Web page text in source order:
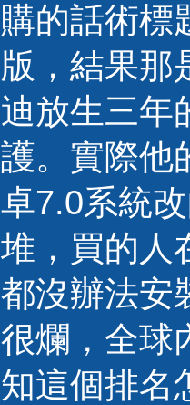
購的話術標
版，結果那
迪放生三年
護。實際他
卓7.0系統
堆，買的人
都沒辦法安
很爛，全球
知這個排名